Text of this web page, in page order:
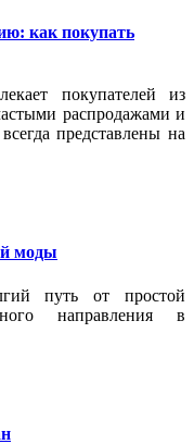
как покупать
покупателей из
распродажами и
представлены на
моды
путь от простой
направления в